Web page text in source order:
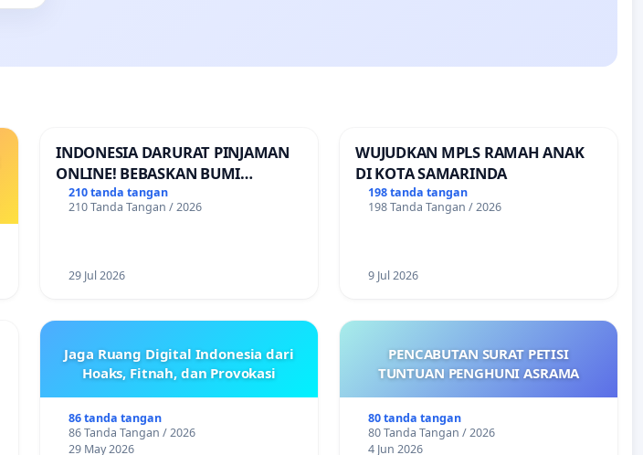
INDONESIA DARURAT PINJAMAN
ONLINE! BEBASKAN BUMI
PERTIWI DARI TEROR PINJAMAN
ONLINE! TUTUP PINJOL!
210 tanda tangan
210 Tanda Tangan / 2026
29 Jul 2026
WUJUDKAN MPLS RAMAH ANAK
DI KOTA SAMARINDA
198 tanda tangan
198 Tanda Tangan / 2026
9 Jul 2026
Jaga Ruang Digital Indonesia dari
Hoaks, Fitnah, dan Provokasi
86 tanda tangan
86 Tanda Tangan / 2026
29 May 2026
PENCABUTAN SURAT PETISI
TUNTUAN PENGHUNI ASRAMA
80 tanda tangan
80 Tanda Tangan / 2026
4 Jun 2026